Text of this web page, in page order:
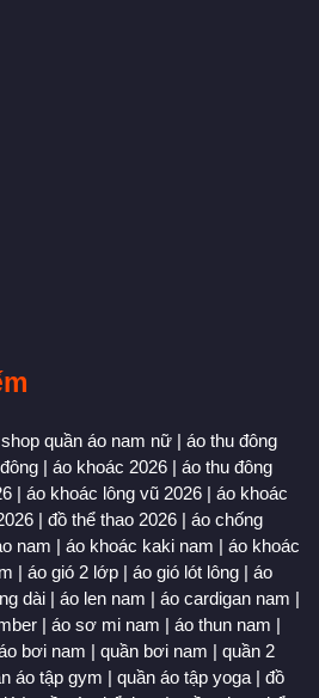
shop quần áo nam nữ | áo thu đông
| áo khoác 2026 | áo thu đông
| áo khoác lông vũ 2026 | áo khoác
| đồ thể thao 2026 | áo chống
nam | áo khoác kaki nam | áo khoác
| áo gió 2 lớp | áo gió lót lông | áo
dài | áo len nam | áo cardigan nam |
| áo sơ mi nam | áo thun nam |
bơi nam | quần bơi nam | quần 2
áo tập gym | quần áo tập yoga | đồ